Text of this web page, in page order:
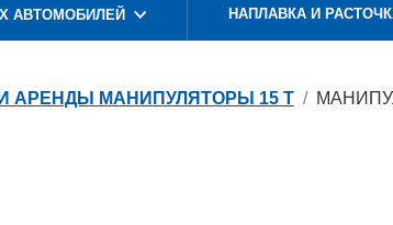
АВТОМОБИЛЕЙ НАПЛАВКА И
АРЕНДЫ МАНИПУЛЯТОРЫ 15 Т